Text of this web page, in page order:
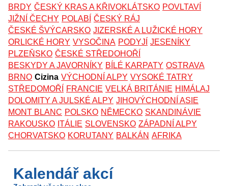
BRDY ČESKÝ KRAS A KŘIVOKLÁTSKO POVLTAVÍ
JIŽNÍ ČECHY POLABÍ ČESKÝ RÁJ
ČESKÉ ŠVÝCARSKO JIZERSKÉ A LUŽICKÉ HORY
ORLICKÉ HORY VYSOČINA PODYJÍ JESENÍKY
PLZEŇSKO ČESKÉ STŘEDOHOŘÍ
BESKYDY A JAVORNÍKY BÍLÉ KARPATY OSTRAVA
BRNO Cizina VÝCHODNÍ ALPY VYSOKÉ TATRY
STŘEDOMOŘÍ
FRANCIE VELKÁ BRITÁNIE HIMÁLAJ
DOLOMITY A JULSKÉ ALPY JIHOVÝCHODNÍ ASIE
MONT BLANC POLSKO NĚMECKO SKANDINÁVIE
RAKOUSKO ITÁLIE SLOVENSKO ZÁPADNÍ ALPY
CHORVATSKO KORUTANY BALKÁN AFRIKA
Kalendář akcí